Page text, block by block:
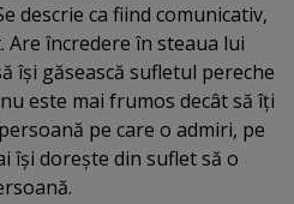
descrie ca fiind comunicativ,
încredere în steaua lui
îşi găsească sufletul pereche
este mai frumos decât să îţi
pe care o admiri, pe
îşi doreşte din suflet să o